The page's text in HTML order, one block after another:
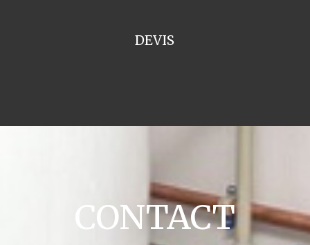
DEVIS
CONTACT